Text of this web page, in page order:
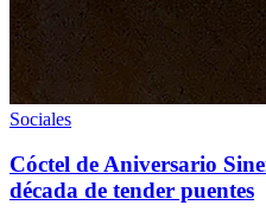
Sociales
Cóctel de Aniversario
década de tender puentes